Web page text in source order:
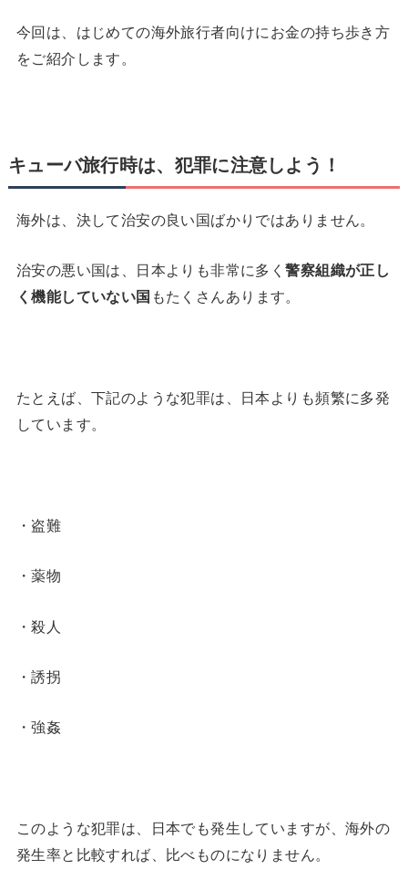
今回は、はじめての海外旅行者向けにお金の持ち歩き方
をご紹介します。
キューバ旅行時は、犯罪に注意しよう！
海外は、決して治安の良い国ばかりではありません。
治安の悪い国は、日本よりも非常に多く警察組織が正し
く機能していない国 もたくさんあります。
たとえば、下記のような犯罪は、日本よりも頻繁に多発
しています。
・盗難
・薬物
・殺人
・誘拐
・強姦
このような犯罪は、日本でも発生していますが、海外の
発生率と比較すれば、比べものになりません。